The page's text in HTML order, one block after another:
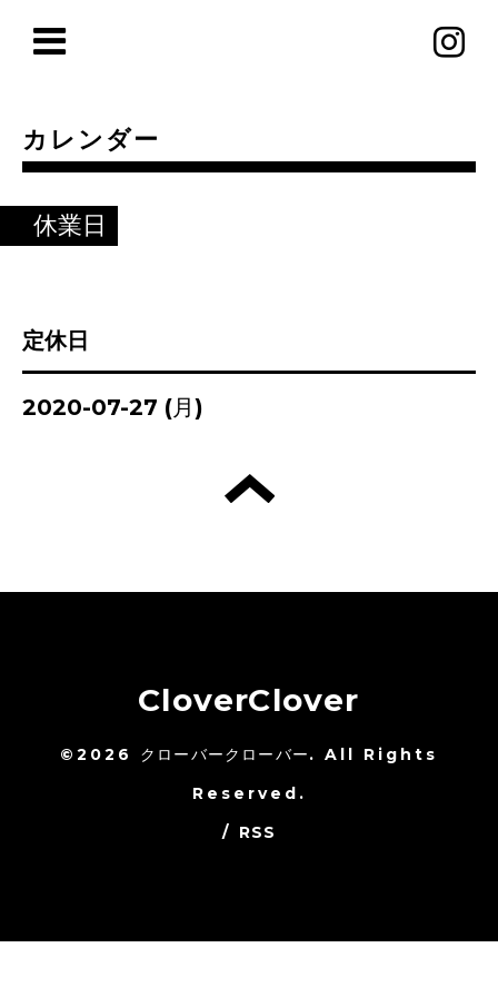
カレンダー
休業日
定休日
2020-07-27 (月)
CloverClover
©2026 クローバークローバー. All Rights
Reserved.
/ RSS